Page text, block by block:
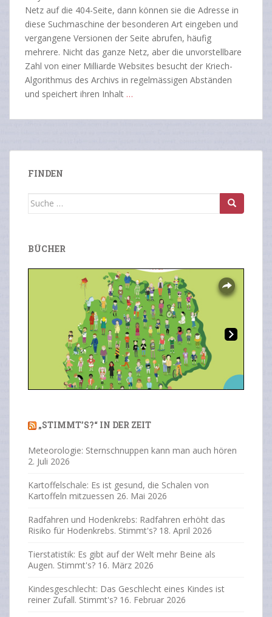
Netz auf die 404-Seite, dann können sie die Adresse in
diese Suchmaschine der besonderen Art eingeben und
vergangene Versionen der Seite abrufen, häufig
mehrere. Nicht das ganze Netz, aber die unvorstellbare
Zahl von einer Milliarde Websites besucht der Kriech-
Algorithmus des Archivs in regelmässigen Abständen
und speichert ihren Inhalt …
FINDEN
Suche
BÜCHER
Overlays
„STIMMT’S?“ IN DER ZEIT
Meteorologie: Sternschnuppen kann man auch hören
2. Juli 2026
Kartoffelschale: Es ist gesund, die Schalen von
Kartoffeln mitzuessen 26. Mai 2026
Radfahren und Hodenkrebs: Radfahren erhöht das
Risiko für Hodenkrebs. Stimmt's? 18. April 2026
Tierstatistik: Es gibt auf der Welt mehr Beine als
Augen. Stimmt's? 16. März 2026
Kindesgeschlecht: Das Geschlecht eines Kindes ist
reiner Zufall. Stimmt's? 16. Februar 2026